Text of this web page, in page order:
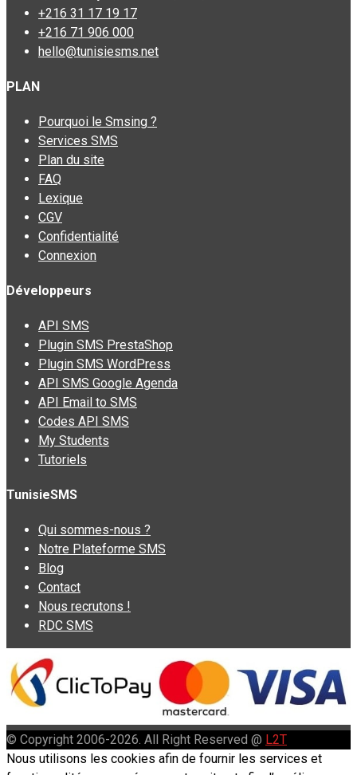
+216 31 17 19 17
+216 71 906 000
hello@tunisiesms.net
PLAN
Pourquoi le Smsing ?
Services SMS
Plan du site
FAQ
Lexique
CGV
Confidentialité
Connexion
Développeurs
API SMS
Plugin SMS PrestaShop
Plugin SMS WordPress
API SMS Google Agenda
API Email to SMS
Codes API SMS
My Students
Tutoriels
TunisieSMS
Qui sommes-nous ?
Notre Plateforme SMS
Blog
Contact
Nous recrutons !
RDC SMS
© Copyright 2006-2026. All Right Reserved @ L2T
Nous utilisons les cookies afin de fournir les services et